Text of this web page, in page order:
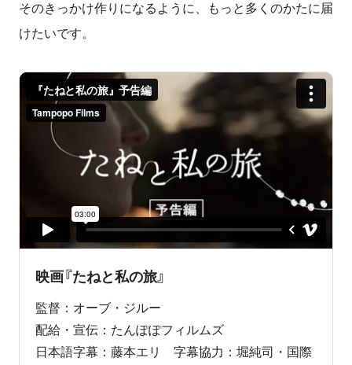
そのきっかけ作りになるように、もっと多くのかたに届
けたいです。
映画『たねと私の旅』
監督：オーブ・ジルー
配給・宣伝：たんぽぽフィルムズ
日本語字幕：藤本エリ 字幕協力：堀純司・国際